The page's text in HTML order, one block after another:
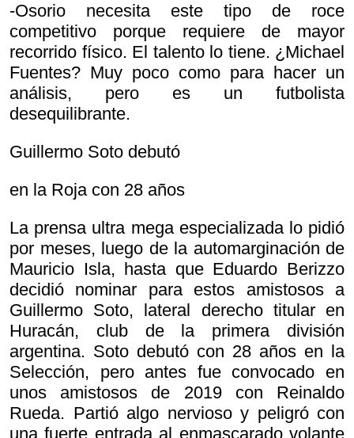
-Osorio necesita este tipo de roce
competitivo porque requiere de mayor
recorrido físico. El talento lo tiene. ¿Michael
Fuentes? Muy poco como para hacer un
análisis, pero es un futbolista
desequilibrante.
Guillermo Soto debutó
en la Roja con 28 años
La prensa ultra mega especializada lo pidió
por meses, luego de la automarginación de
Mauricio Isla, hasta que Eduardo Berizzo
decidió nominar para estos amistosos a
Guillermo Soto, lateral derecho titular en
Huracán, club de la primera división
argentina. Soto debutó con 28 años en la
Selección, pero antes fue convocado en
unos amistosos de 2019 con Reinaldo
Rueda. Partió algo nervioso y peligró con
una fuerte entrada al enmascarado volante